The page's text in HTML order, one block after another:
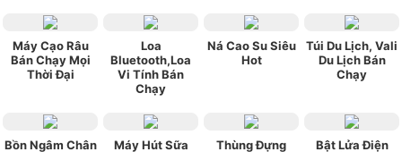
Máy Cạo Râu
Bán Chạy Mọi
Thời Đại
Loa
Bluetooth,Loa
Vi Tính Bán
Chạy
Ná Cao Su Siêu
Hot
Túi Du Lịch, Vali
Du Lịch Bán
Chạy
Bồn Ngâm Chân
Máy Hút Sữa
Thùng Đựng
Bật Lửa Điện